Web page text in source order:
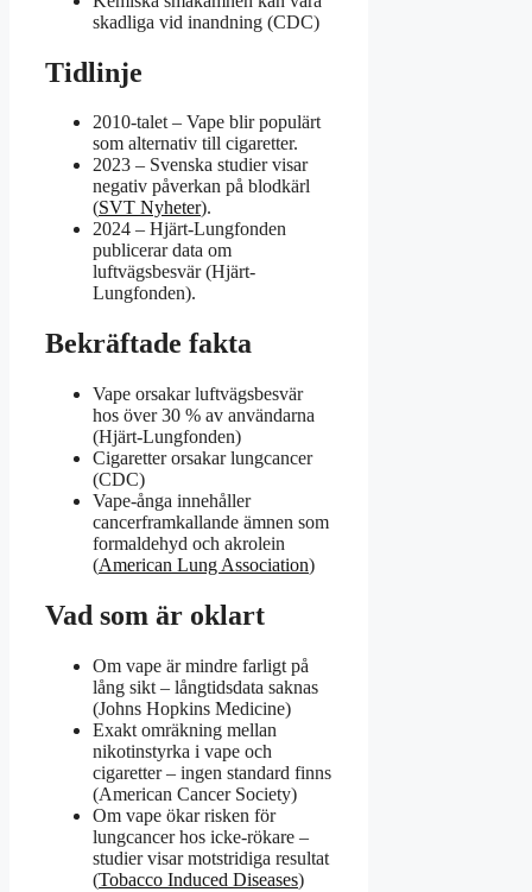
skadliga vid inandning (CDC)
Tidlinje
2010-talet– Vape blir populärt
som alternativ till cigaretter.
2023 – Svenska studier visar
negativ påverkan på blodkärl
(SVT Nyheter).
2024 – Hjärt-Lungfonden
publicerar data om
luftvägsbesvär (Hjärt-
Lungfonden).
Bekräftade fakta
Vape orsakar luftvägsbesvär
hos över 30 % av användarna
(Hjärt-Lungfonden)
Cigaretter orsakar lungcancer
(CDC)
Vape-ånga innehåller
cancerframkallande ämnen som
formaldehyd och akrolein
(American Lung Association)
Vad som är oklart
Om vape är mindre farligt på
lång sikt – långtidsdata saknas
(Johns Hopkins Medicine)
Exakt omräkning mellan
nikotinstyrka i vape och
cigaretter – ingen standard finns
(American Cancer Society)
Om vape ökar risken för
lungcancer hos icke-rökare –
studier visar motstridiga resultat
(Tobacco Induced Diseases)